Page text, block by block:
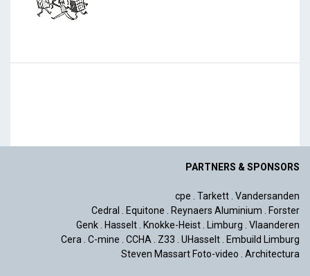
PARTNERS & SPONSORS
cpe Tarkett Vandersanden
Cedral
Equitone Reynaers Aluminium
Forster
Genk Hasselt Knokke-Heist Limburg
Vlaanderen
Cera
C-mine CCHA Z33 UHasselt Embuild Limburg
Steven Massart Foto-video
Architectura